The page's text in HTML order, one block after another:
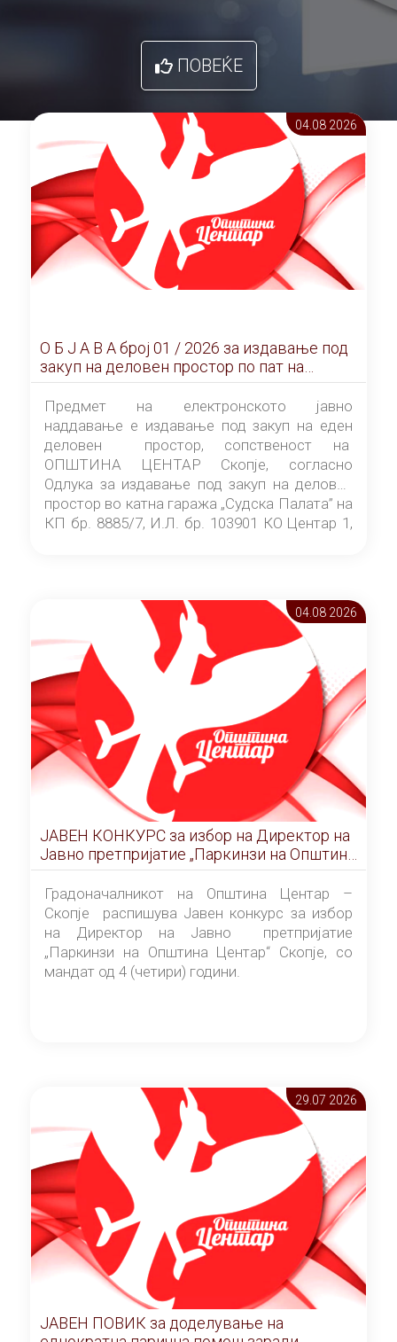
ПОВЕЌЕ
04.08 2026
О Б Ј А В А брoj 01 / 2026 за издавање под
закуп на деловен простор по пат на
ЕЛЕКТРОНСКО ЈАВНО НАДДАВАЊЕ
Предмет на електронското јавно
наддавање е издавање под закуп на еден
деловен простор, сопственост на
ОПШТИНА ЦЕНТАР Скопје, согласно
Одлука за издавање под закуп на деловен
простор во катна гаража „Судска Палата” на
КП бр. 8885/7, И.Л. бр. 103901 КО Центар 1,
Скопје” број 9/2026), за времетраење од 3
(три) години од денот на потпишувањето на
Договорот за закуп со најповолниот
понудувач.
04.08 2026
ЈАВЕН КОНКУРС за избор на Директор на
Јавно претпријатие „Паркинзи на Општина
Центар“ – Скопје
Градоначалникот на Општина Центар –
Скопје распишува Јавен конкурс за избор
на Директор на Јавно претпријатие
„Паркинзи на Општина Центар“ Скопје, со
мандат од 4 (четири) години.
29.07 2026
ЈАВЕН ПОВИК за доделување на